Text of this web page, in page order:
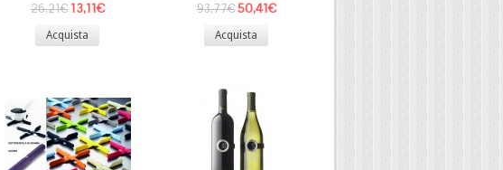
26,21€ 13,11€
Acquista
93,77€ 50,41€
Acquista